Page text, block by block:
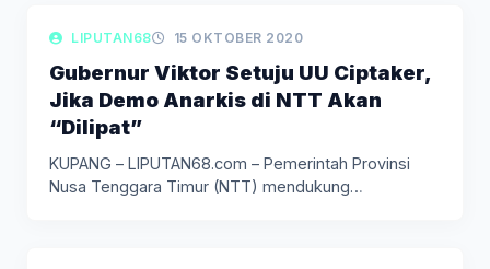
LIPUTAN BERITA
LIPUTAN68 15 OKTOBER 2020
Gubernur Viktor Setuju UU Ciptaker,
Jika Demo Anarkis di NTT Akan
“Dilipat”
KUPANG – LIPUTAN68.com – Pemerintah Provinsi
Nusa Tenggara Timur (NTT) mendukung